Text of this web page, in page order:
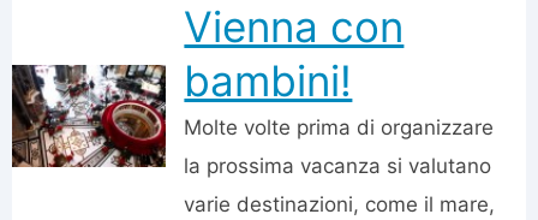
Vienna con
bambini!
Molte volte prima di organizzare
la prossima vacanza si valutano
varie destinazioni, come il mare,